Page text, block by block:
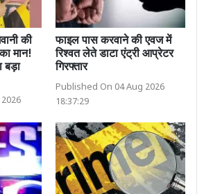
की
मान!
बड़ा
फाइल पास करवाने की एवज में
रिश्वत लेते डाटा एंट्री आप्रेटर
गिरफ्तार
Published On 04 Aug 2026
18:37:29